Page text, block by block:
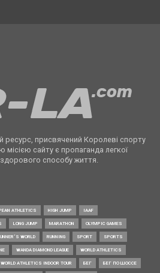
ресурс, присвячений Королеві спорту
місією сайту є пропаганда легкої
способу життя.
ATHLETICS HIGH JUMP IAAF
LONG JUMP MARATHON OLYMPIC GAMES
WORLD RUNNING SPORT SPORTS
WANDA DIAMOND LEAGUE WORLD ATHLETICS
WORLD ATHLETICS INDOOR TOUR БЕГ БЕГ ПО ШОССЕ